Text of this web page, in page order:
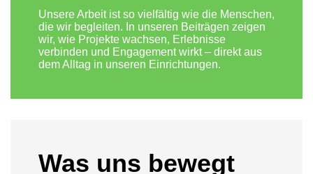
Unsere Arbeit ist so vielfältig wie die Menschen,
die wir begleiten. In unseren Beiträgen zeigen
wir, wie Projekte wachsen, Erlebnisse
verbinden und Engagement wirkt – direkt aus
dem Alltag in unseren Einrichtungen.
Was uns bewegt